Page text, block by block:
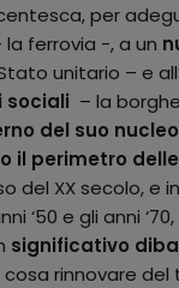
per
la ferrovia -, a un
unitario – e
sociali – la
del suo
il perimetro
del XX secolo, e
‘50 e gli anni
significativo
rinnovare